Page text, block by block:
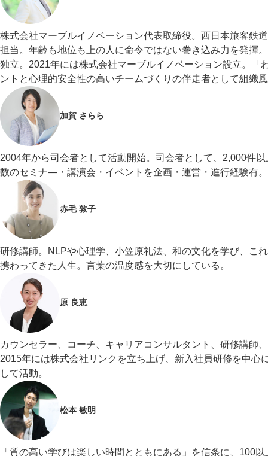
株式会社マーブルイノベーション代表取締役。西日本旅客鉄
担当。年齢も地位も上の人に命令ではない巻き込み力を発揮
独立。2021年には株式会社マーブルイノベーション設立。
ントと心理的安全性の高いチームづくりの伴走者として組織
加賀 さらら
2004年から司会者として活動開始。司会者として、2,000件
数のセミナ―・講演会・イベントを企画・運営・進行経験有
赤毛 敦子
研修講師。NLPや心理学、小笠原礼法、和の文化を学び、こ
携わってきた人生。言葉の温度感を大切にしている。
原 良恵
カウンセラー、コーチ、キャリアコンサルタント、研修講師
2015年には株式会社リンクを立ち上げ、新入社員研修を中
して活動。
松本 敏明
「質の高い学びは楽しい時間とともにある」を信条に、100